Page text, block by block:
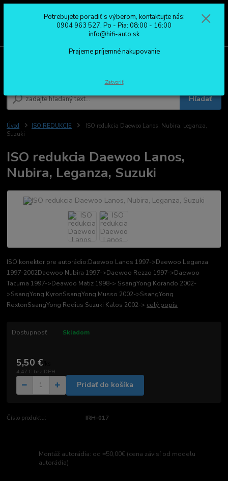
Hľadať
0904 963 527
Po - Pia: 08:00 - 16:00
Úvod ISO REDUKCIE
ISO redukcia Daewoo Lanos, Nubira, Leganza,
Suzuki
ISO redukcia Daewoo Lanos,
Nubira, Leganza, Suzuki
ISO konektor pre autorádio:Daewoo Lanos 1997->Daewoo Leganza
1997-2002Daewoo Nubira 1997->Daewoo Rezzo 1997->Daewoo
Tacuma 1997->Deawoo Matiz 1998-> SsangYong Korando 2002-
>SsangYong KyronSsangYong Musso 2002->SsangYong
RextonSsangYong Rodius Suzuki Kalos 2002-> celý popis
Dostupnosť Skladom
5,50 €
4,47 € bez DPH
Pridať do košíka
Číslo produktu: IRH-017
Montáž autorádia: od =50,00€ (cena závisí od modelu
autorádia)
Potrebujete poradiť s výberom, kontaktujte nás:
0904 963 527, Po - Pia: 08:00 - 16:00
info@hifi-auto.sk
Prajeme príjemné nakupovanie
Zatvoriť